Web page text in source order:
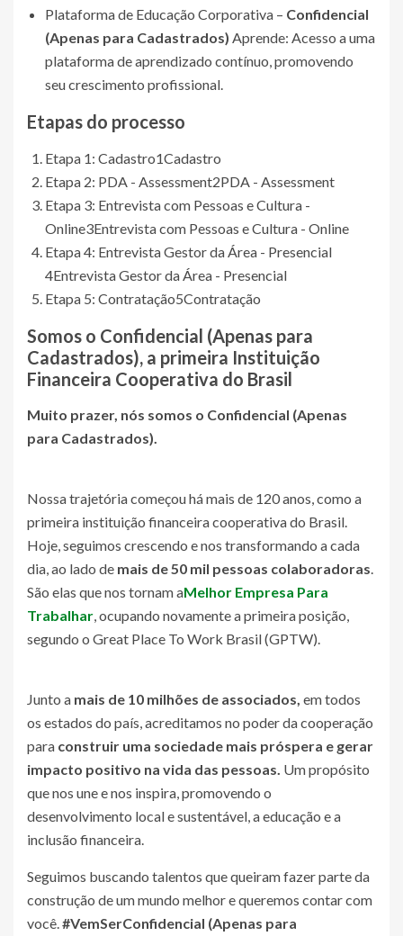
Plataforma de Educação Corporativa – Confidencial
(Apenas para Cadastrados) Aprende: Acesso a uma
plataforma de aprendizado contínuo, promovendo
seu crescimento profissional.
Etapas do processo
Etapa 1: Cadastro1Cadastro
Etapa 2: PDA - Assessment2PDA - Assessment
Etapa 3: Entrevista com Pessoas e Cultura -
Online3Entrevista com Pessoas e Cultura - Online
Etapa 4: Entrevista Gestor da Área - Presencial
4Entrevista Gestor da Área - Presencial
Etapa 5: Contratação5Contratação
Somos o Confidencial (Apenas para
Cadastrados), a primeira Instituição
Financeira Cooperativa do Brasil
Muito prazer, nós somos o Confidencial (Apenas
para Cadastrados).
Nossa trajetória começou há mais de 120 anos, como a
primeira instituição financeira cooperativa do Brasil.
Hoje, seguimos crescendo e nos transformando a cada
dia, ao lado de mais de 50 mil pessoas colaboradoras.
São elas que nos tornam aMelhor Empresa Para
Trabalhar, ocupando novamente a primeira posição,
segundo o Great Place To Work Brasil (GPTW).
Junto a mais de 10 milhões de associados, em todos
os estados do país, acreditamos no poder da cooperação
para construir uma sociedade mais próspera e gerar
impacto positivo na vida das pessoas. Um propósito
que nos une e nos inspira, promovendo o
desenvolvimento local e sustentável, a educação e a
inclusão financeira.
Seguimos buscando talentos que queiram fazer parte da
construção de um mundo melhor e queremos contar com
você.#VemSerConfidencial (Apenas para